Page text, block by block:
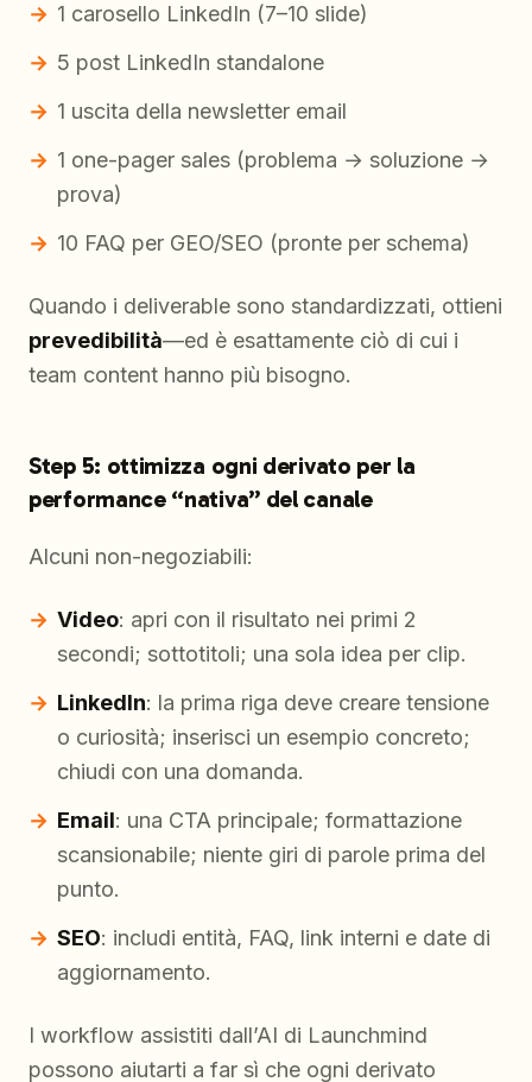
1 carosello LinkedIn (7–10 slide)
5 post LinkedIn standalone
1 uscita della newsletter email
1 one-pager sales (problema → soluzione →
prova)
10 FAQ per GEO/SEO (pronte per schema)
Quando i deliverable sono standardizzati, ottieni
prevedibilità—ed è esattamente ciò di cui i
team content hanno più bisogno.
Step 5: ottimizza ogni derivato per la
performance “nativa” del canale
Alcuni non-negoziabili:
Video: apri con il risultato nei primi 2
secondi; sottotitoli; una sola idea per clip.
LinkedIn: la prima riga deve creare tensione
o curiosità; inserisci un esempio concreto;
chiudi con una domanda.
Email: una CTA principale; formattazione
scansionabile; niente giri di parole prima del
punto.
SEO: includi entità, FAQ, link interni e date di
aggiornamento.
I workflow assistiti dall’AI di Launchmind
possono aiutarti a far sì che ogni derivato